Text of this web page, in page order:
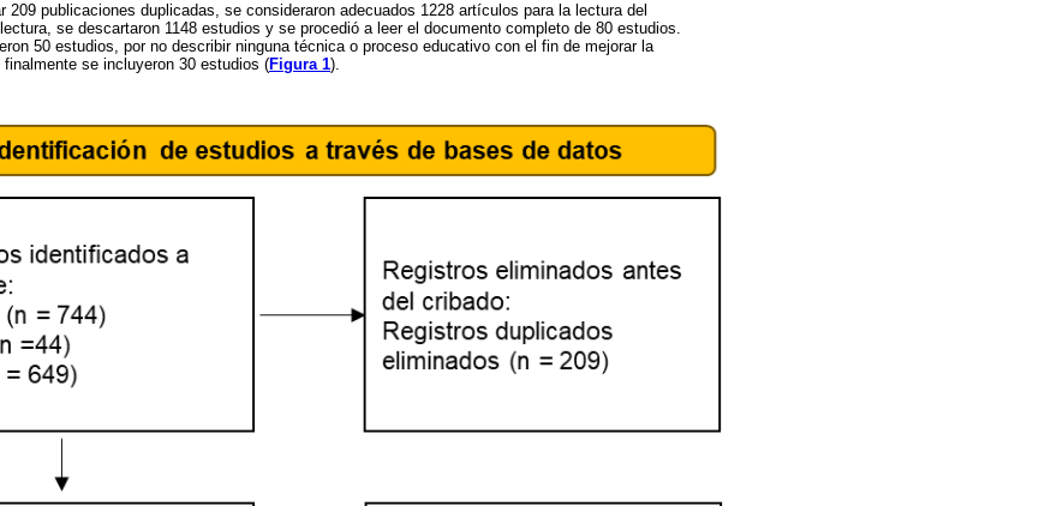
209 publicaciones duplicadas, se consideraron adecuados 1228 artículos para la lectura del
se descartaron 1148 estudios y se procedió a leer el documento completo de 80 estudios.
50 estudios, por no describir ninguna técnica o proceso educativo con el fin de mejorar la
se incluyeron 30 estudios (Figura 1).